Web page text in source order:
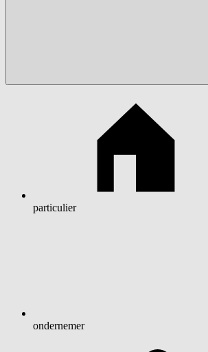
particulier
ondernemer